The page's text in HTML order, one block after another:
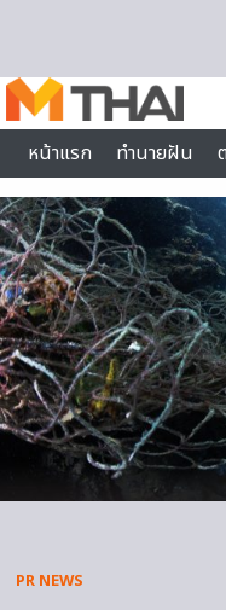
หน้าแรก
ทำนายฝัน
ไลฟ์สไตล์
PR NEWS